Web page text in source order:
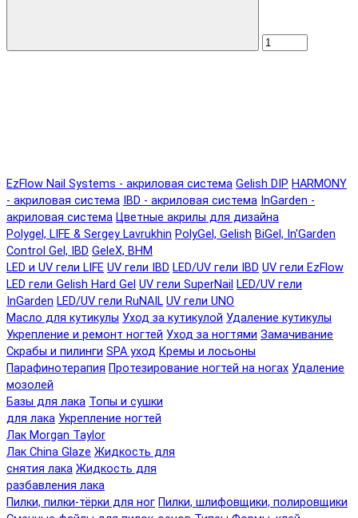
EzFlow Nail Systems - акриловая система Gelish DIP HARMONY
- акриловая система IBD - акриловая система InGarden -
акриловая система Цветные акрилы для дизайна
Polygel, LIFE & Sergey Lavrukhin PolyGel, Gelish BiGel, In'Garden
Control Gel, IBD GeleX, BHM
LED и UV гели LIFE UV гели IBD LED/UV гели IBD UV гели EzFlow
LED гели Gelish Hard Gel UV гели SuperNail LED/UV гели
InGarden LED/UV гели RuNAIL UV гели UNO
Масло для кутикулы Уход за кутикулой Удаление кутикулы
Укрепление и ремонт ногтей Уход за ногтями Замачивание
Скрабы и пилинги SPA уход Кремы и лосьоны
Парафинотерапия Протезирование ногтей на ногах Удаление
мозолей
Базы для лака Топы и сушки
для лака Укрепление ногтей
Лак Morgan Taylor
Лак China Glaze Жидкость для
снятия лака Жидкость для
разбавления лака
Пилки, пилки-тёрки для ног Пилки, шлифовщики, полировщики